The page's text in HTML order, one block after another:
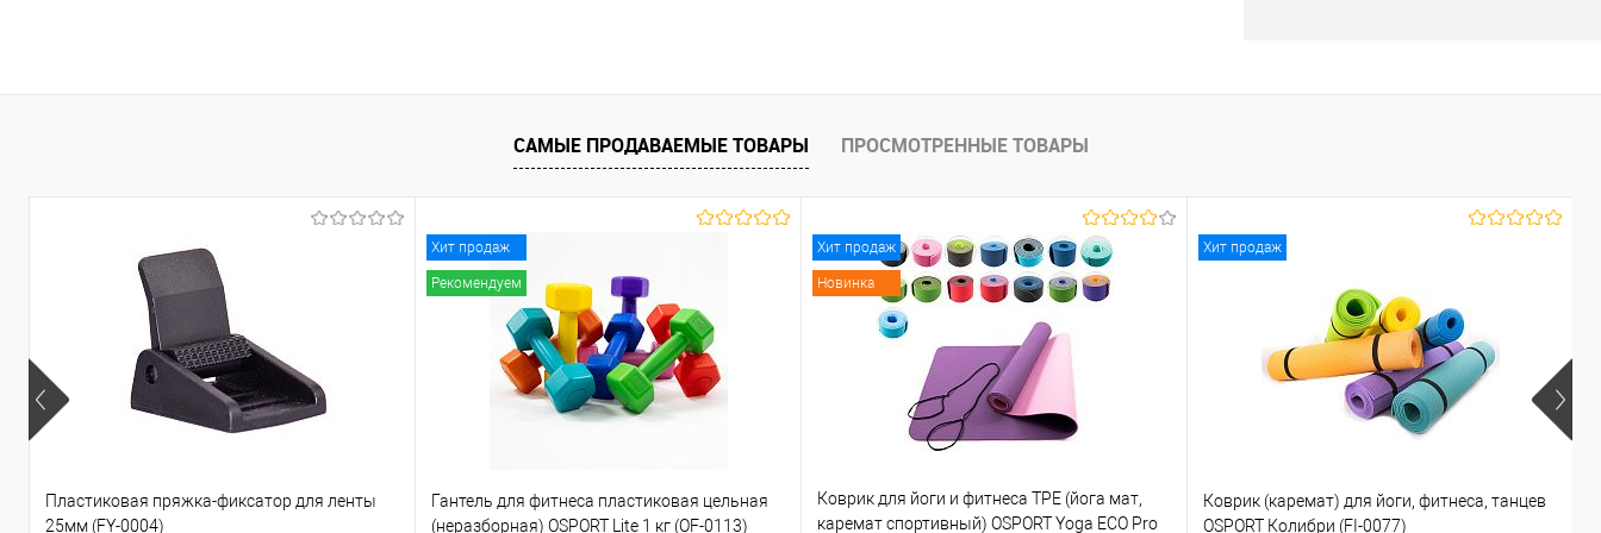
САМЫЕ ПРОДАВАЕМЫЕ ТОВАРЫ ПРОСМОТРЕННЫЕ ТОВАРЫ
Пластиковая пряжка-фиксатор для ленты
25мм (FY-0004)
Хит продаж
Рекомендуем
Гантель для фитнеса пластиковая цельная
(неразборная) OSPORT Lite 1 кг (OF-0113)
Хит продаж
Новинка
Коврик для йоги и фитнеса TPE (йога мат,
каремат спортивный) OSPORT Yoga ECO Pro
Хит продаж
Коврик (каремат) для йоги, фитнеса, танцев
OSPORT Колибри (FI-0077)